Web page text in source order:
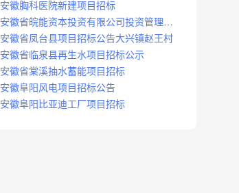
安徽胸科医院新建项目招标
安徽省皖能资本投资有限公司投资管理系
统建设项目招标
安徽省凤台县项目招标公告大兴镇赵王村
安徽省临泉县再生水项目招标公示
安徽省棠溪抽水蓄能项目招标
安徽阜阳风电项目招标公告
安徽阜阳比亚迪工厂项目招标